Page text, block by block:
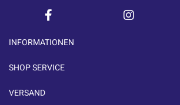
INFORMATIONEN
SHOP SERVICE
VERSAND